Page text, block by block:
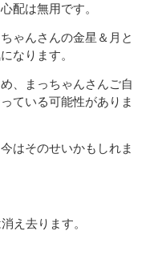
配は無用です。
ゃんさんの金星＆月と
なります。
、まっちゃんさんご自
ている可能性がありま
はそのせいかもしれま
え去ります。